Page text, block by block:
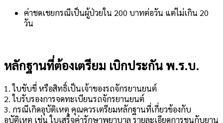
ค่าชดเชยกรณีเป็นผู้ป่วยใน 200 บาทต่อวัน แต่ไม่เกิน 20
วัน
หลักฐานที่ต้องเตรียม เบิกประกัน พ.ร.บ.
1. ใบขับขี่ หรือสิทธิ์เป็นเจ้าของรถจักรยานยนต์
2. ใบรับรองการจดทะเบียนรถจักรยานยนต์
3. กรณีเกิดอุบัติเหตุ คุณควรเตรียมหลักฐานที่เกี่ยวข้องกับ
อุบัติเหตุ เช่น ใบเสร็จค่ารักษาพยาบาล รายละเอียดการชนกับยาน